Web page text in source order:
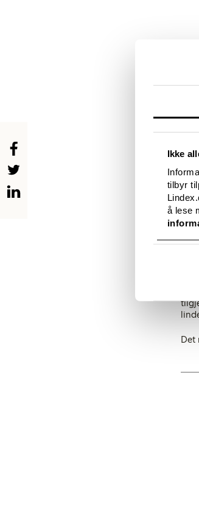
Ikke
tilbyr
å lese
The
I
Det